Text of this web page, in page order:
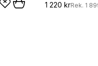
1 220 krRek. 1